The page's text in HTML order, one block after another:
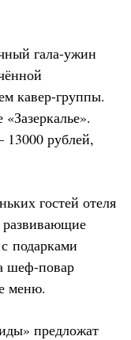
гала-ужин
кавер-группы.
13000 рублей,
гостей отеля
развивающие
подарками
шеф-повар
меню.
предложат